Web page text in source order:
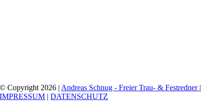
© Copyright 2026 | Andreas Schnug - Freier Trau- & Festredner |
IMPRESSUM |DATENSCHUTZ